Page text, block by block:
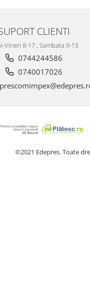
CLIENTI
Vineri 8-17 , Sambata 9-13
0744244586
0740017026
©2021 Edepres. Toate